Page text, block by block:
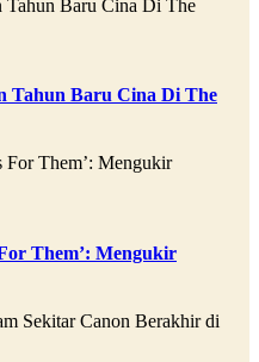
Tahun Baru Cina Di The
Them’: Mengukir